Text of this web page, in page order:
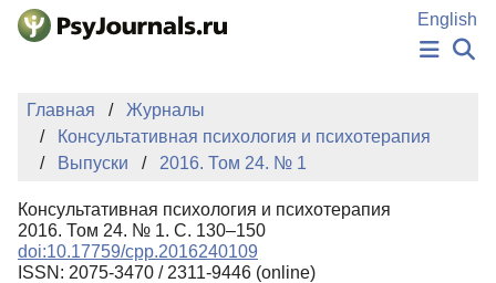
Перейти к основному содержанию
English
НОВОСТИ
АВТОРЫ
КЛЮЧЕВЫЕ СЛОВА
Регистрация
Главная
Журналы
Консультативная психология и психотерапия
Выпуски
2016. Том 24. № 1
Консультативная психология и психотерапия
2016. Том 24. № 1. С. 130–150
doi:10.17759/cpp.2016240109
ISSN: 2075-3470 / 2311-9446 (online)